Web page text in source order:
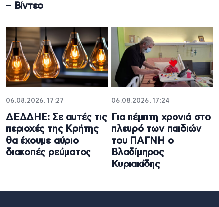
– Βίντεο
06.08.2026, 17:27
ΔΕΔΔΗΕ: Σε αυτές τις
περιοχές της Κρήτης
θα έχουμε αύριο
διακοπές ρεύματος
06.08.2026, 17:24
Για πέμπτη χρονιά στο
πλευρό των παιδιών
του ΠΑΓΝΗ ο
Βλαδίμηρος
Κυριακίδης